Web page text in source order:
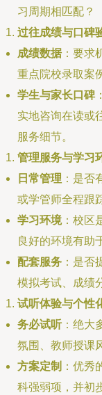
习周期相匹配？
过往成绩与口碑
成绩数据：要求
重点院校录取案
学生与家长口碑
实地咨询在读或
服务细节。
管理服务与学习
日常管理 ：是否
或学管师全程跟
学习环境：校区
良好的环境有助
配套服务 ：是否
模拟考试、成绩
试听体验与个性
务必试听：绝大
氛围、教师授课
方案定制 ：优秀
科强弱项，并初